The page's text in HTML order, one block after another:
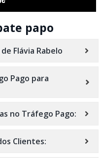
papo
Flávia Rabelo
Pago para
no Tráfego Pago:
Clientes: